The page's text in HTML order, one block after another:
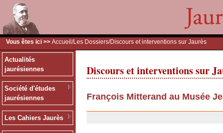
Vous êtes ici >> Accueil /Les Dossiers/Discours et interventions sur Jaurès
Actualités
jaurésiennes
Société d'études
jaurésiennes
Les Cahiers Jaurès
Discours et interventions sur
François Mitterand au Musée